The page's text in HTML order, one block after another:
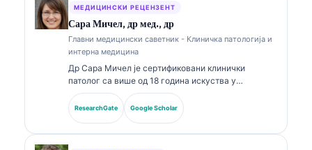
МЕДИЦИНСКИ РЕЦЕНЗЕНТ
Сара Мичел, др мед., др
Главни медицински саветник - Клиничка патологија и
интерна медицина
Др Сара Мичел је сертификовани клинички
патолог са више од 18 година искуства у
лабораторијској медицини и дијагностичкој
анализи. Поседује специјалистичке сертификате
из клиничке хемије и опширно је објављивала
ResearchGate Google Scholar